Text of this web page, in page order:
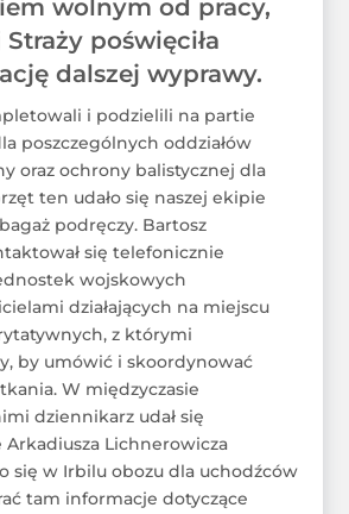
wolnym od pracy,
poświęciła
dalszej wyprawy.
i podzielili na partie
poszczególnych oddziałów
oraz ochrony balistycznej dla
ten udało się naszej ekipie
podręczy. Bartosz
się telefonicznie
wojskowych
działających na miejscu
z którymi
by umówić i skoordynować
W międzyczasie
dziennikarz udał się
Lichnerowicza
się w Irbilu obozu dla uchodźców
tam informacje dotyczące